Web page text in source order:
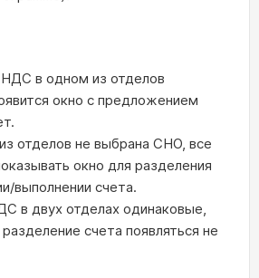
в одном из отделов
окно с предложением
отделов не выбрана СНО, все
окно для разделения
выполнении счета.
в двух отделах одинаковые,
счета появляться не